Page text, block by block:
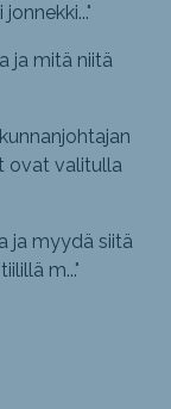
"
ja mitä niitä
ovat valitulla
ja myydä siitä
m..."